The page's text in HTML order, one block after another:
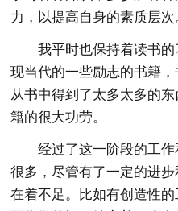
力，以提高自身的素质层次
我平时也保持着读书的
现当代的一些励志的书籍
从书中得到了太多太多的
籍的很大功劳。
经过了这一阶段的工作
很多，尽管有了一定的进
在着不足。比如有创造性